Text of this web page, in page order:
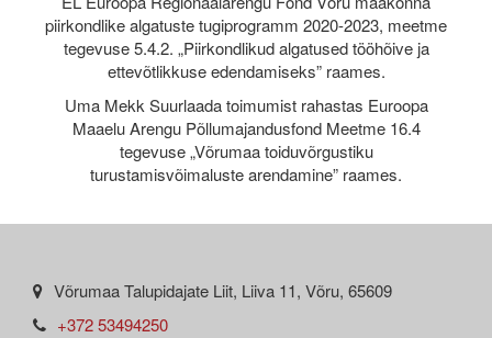
piirkondlike algatuste tugiprogramm 2020-2023, meetme
tegevuse 5.4.2. „Piirkondlikud algatused tööhõive ja
ettevõtlikkuse edendamiseks” raames.
Uma Mekk Suurlaada toimumist rahastas Euroopa
Maaelu Arengu Põllumajandusfond Meetme 16.4
tegevuse „Võrumaa toiduvõrgustiku
turustamisvõimaluste arendamine” raames.
Võrumaa Talupidajate Liit, Liiva 11, Võru, 65609
+372 53494250